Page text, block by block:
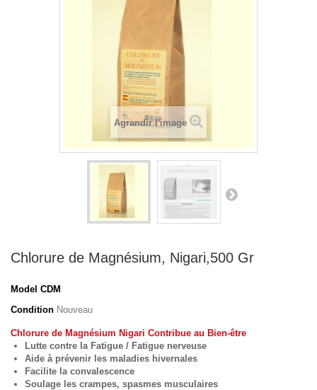
Agrandir l'image
Chlorure de Magnésium, Nigari,500 Gr
Model CDM
Condition Nouveau
Chlorure de Magnésium Nigari Contribue au Bien-être
Lutte contre la Fatigue / Fatigue nerveuse
Aide à prévenir les maladies hivernales
Facilite la convalescence
Soulage les crampes, spasmes musculaires